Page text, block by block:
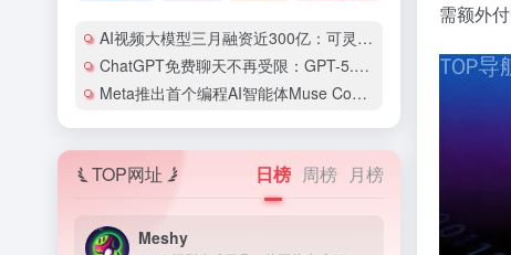
需额外
AI视频大模型三月融资近300亿：可灵AI估值剑指180亿美元
ChatGPT免费聊天不再受限：GPT-5.6 Sol与Luna双版本同步上线
Meta推出首个编程AI智能体Muse Code，用低价策略叫板Claude Code和Codex
TOP网址 日榜 周榜 月榜
Meshy